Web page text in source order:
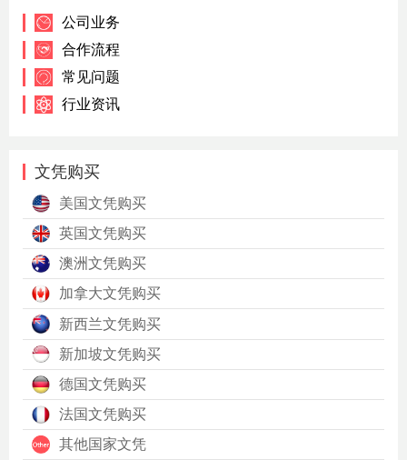
公司业务
合作流程
常见问题
行业资讯
文凭购买
美国文凭购买
英国文凭购买
澳洲文凭购买
加拿大文凭购买
新西兰文凭购买
新加坡文凭购买
德国文凭购买
法国文凭购买
其他国家文凭